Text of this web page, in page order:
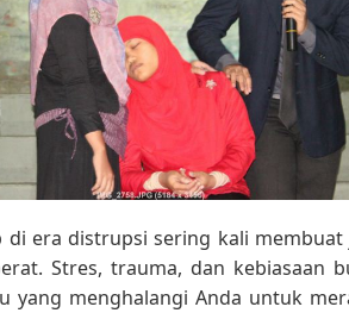
era distrupsi sering kali
Stres, trauma, dan kebiasaan
yang menghalangi Anda untuk